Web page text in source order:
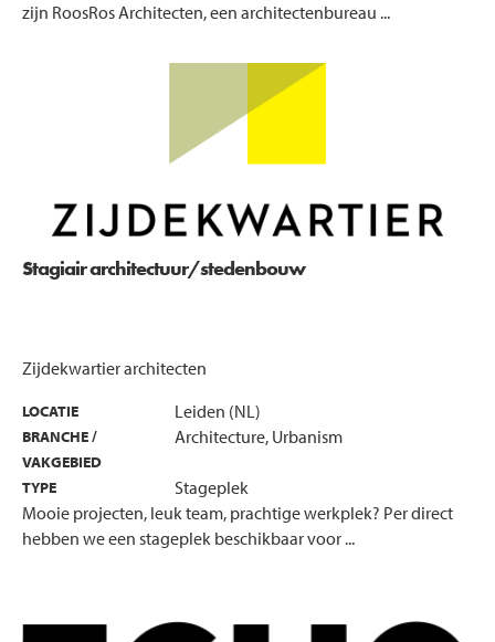
zijn RoosRos Architecten, een architectenbureau ...
Stagiair architectuur/stedenbouw
Zijdekwartier architecten
LOCATIE Leiden (NL)
BRANCHE /
VAKGEBIED
Architecture, Urbanism
TYPE
Stageplek
Mooie projecten, leuk team, prachtige werkplek? Per direct
hebben we een stageplek beschikbaar voor ...